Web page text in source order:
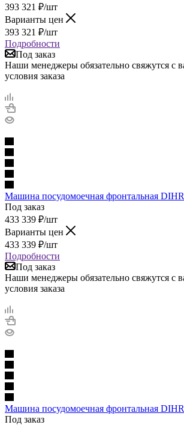
393 321 ₽/шт
Варианты цен
393 321 ₽/шт
Подробности
Под заказ
Наши менеджеры обязательно свяжутся с
условия заказа
Машина посудомоечная фронтальная
Под заказ
433 339 ₽/шт
Варианты цен
433 339 ₽/шт
Подробности
Под заказ
Наши менеджеры обязательно свяжутся с
условия заказа
Машина посудомоечная фронтальная
Под заказ